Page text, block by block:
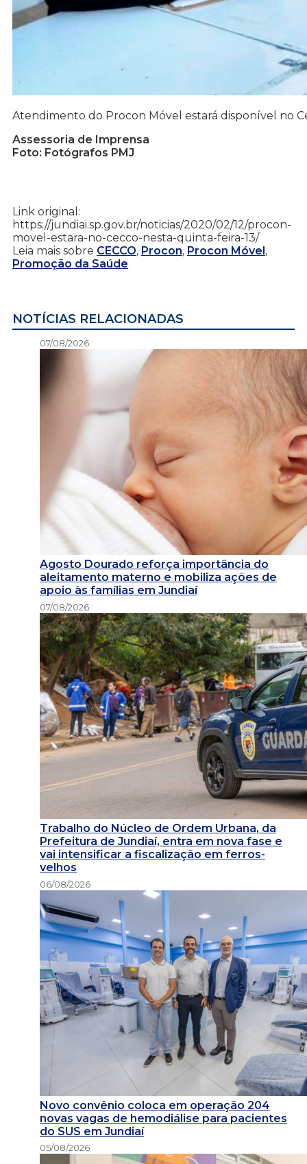
Atendimento do Procon Móvel estará disponível no
Assessoria de Imprensa
Foto: Fotógrafos PMJ
Link original:
https://jundiai.sp.gov.br/noticias/2020/02/12/procon-
movel-estara-no-cecco-nesta-quinta-feira-13/
Leia mais sobre CECCO, Procon, Procon Móvel,
Promoção da Saúde
NOTÍCIAS RELACIONADAS
07/08/2026
Agosto Dourado reforça importância do
aleitamento materno e mobiliza ações de
apoio às famílias em Jundiaí
07/08/2026
Trabalho do Núcleo de Ordem Urbana, da
Prefeitura de Jundiaí, entra em nova fase e
vai intensificar a fiscalização em ferros-
velhos
06/08/2026
Novo convênio coloca em operação 204
novas vagas de hemodiálise para pacientes
do SUS em Jundiaí
05/08/2026